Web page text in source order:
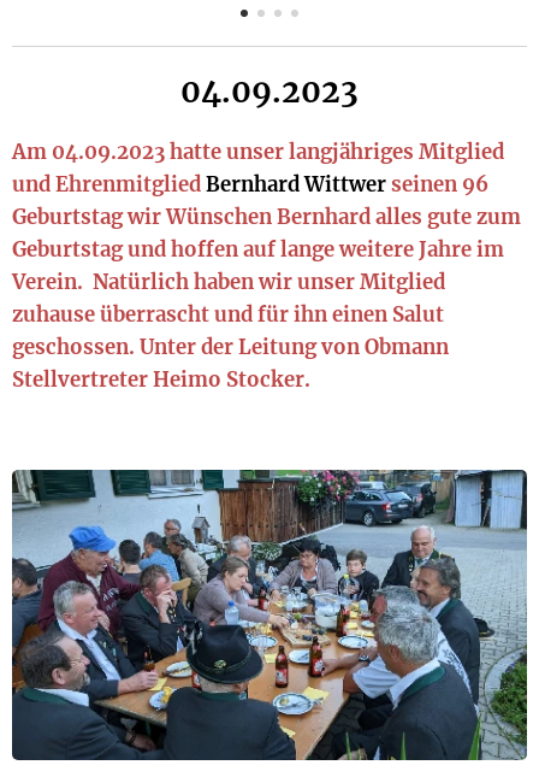
04.09.2023
Am 04.09.2023 hatte unser langjähriges Mitglied
und EhrenmitgliedBernhard Wittwerseinen 96
Geburtstag wir Wünschen Bernhard alles gute zum
Geburtstag und hoffen auf lange weitere Jahre im
Verein. Natürlich haben wir unser Mitglied
zuhause überrascht und für ihn einen Salut
geschossen. Unter der Leitung von Obmann
Stellvertreter Heimo Stocker.